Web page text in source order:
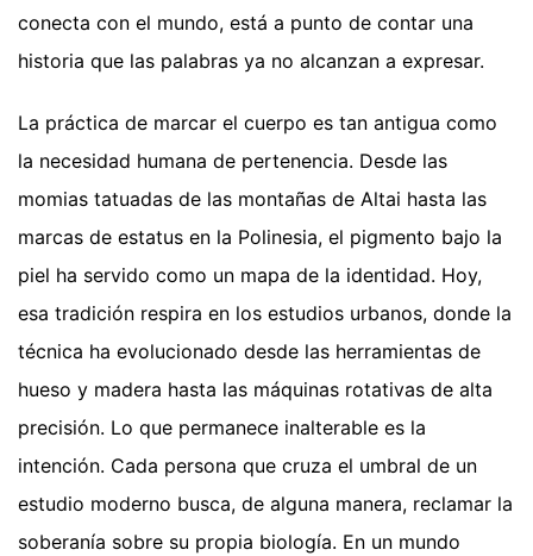
conecta con el mundo, está a punto de contar una
historia que las palabras ya no alcanzan a expresar.
La práctica de marcar el cuerpo es tan antigua como
la necesidad humana de pertenencia. Desde las
momias tatuadas de las montañas de Altai hasta las
marcas de estatus en la Polinesia, el pigmento bajo la
piel ha servido como un mapa de la identidad. Hoy,
esa tradición respira en los estudios urbanos, donde la
técnica ha evolucionado desde las herramientas de
hueso y madera hasta las máquinas rotativas de alta
precisión. Lo que permanece inalterable es la
intención. Cada persona que cruza el umbral de un
estudio moderno busca, de alguna manera, reclamar la
soberanía sobre su propia biología. En un mundo